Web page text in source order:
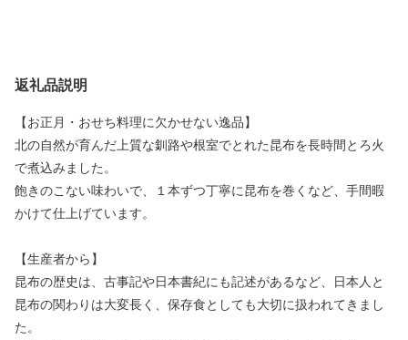
返礼品説明
【お正月・おせち料理に欠かせない逸品】
北の自然が育んだ上質な釧路や根室でとれた昆布を長時間とろ火
で煮込みました。
飽きのこない味わいで、１本ずつ丁寧に昆布を巻くなど、手間暇
かけて仕上げています。
【生産者から】
昆布の歴史は、古事記や日本書紀にも記述があるなど、日本人と
昆布の関わりは大変長く、保存食としても大切に扱われてきまし
た。